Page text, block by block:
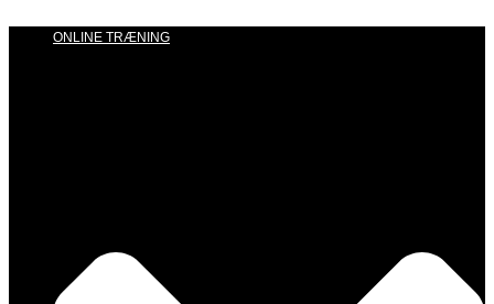
ONLINE TRÆNING